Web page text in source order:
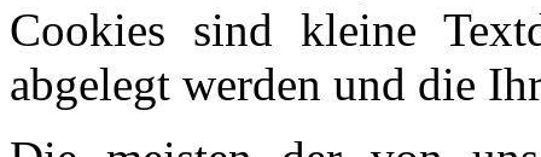
Cookies sind kleine
abgelegt werden und die